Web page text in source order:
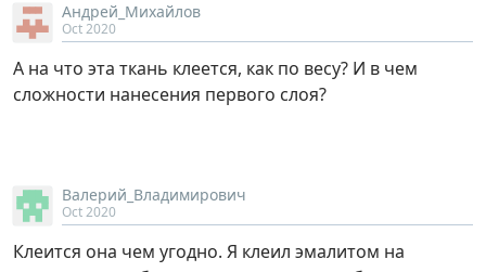
Андрей_Михайлов
Oct 2020
А на что эта ткань клеется, как по весу? И в чем
сложности нанесения первого слоя?
Валерий_Владимирович
Oct 2020
Клеится она чем угодно. Я клеил эмалитом на